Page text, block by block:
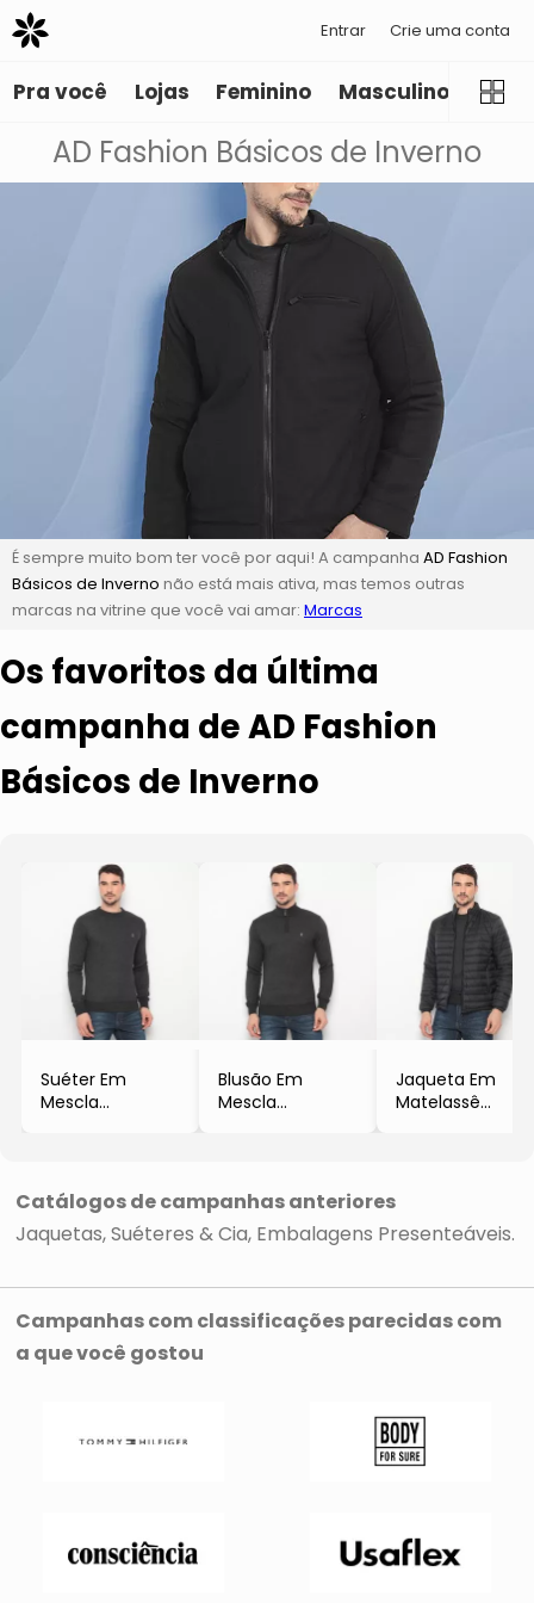
Entrar Crie uma conta
Pra você Lojas Feminino Masculino
AD Fashion Básicos de Inverno
É sempre muito bom ter você por aqui! A campanha AD Fashion
Básicos de Inverno não está mais ativa, mas temos outras
marcas na vitrine que você vai amar: Marcas
Os favoritos da última
campanha de AD Fashion
Básicos de Inverno
Suéter Em
Mescla
Blusão Em
Mescla
Jaqueta Em
Matelassê
Catálogos de campanhas anteriores
Jaquetas, Suéteres & Cia Embalagens Presenteáveis
Campanhas com classificações parecidas com
a que você gostou